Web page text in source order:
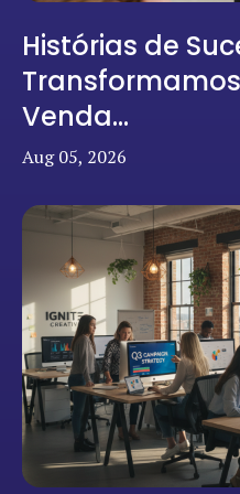
Histórias de
Venda...
Aug 05, 2026